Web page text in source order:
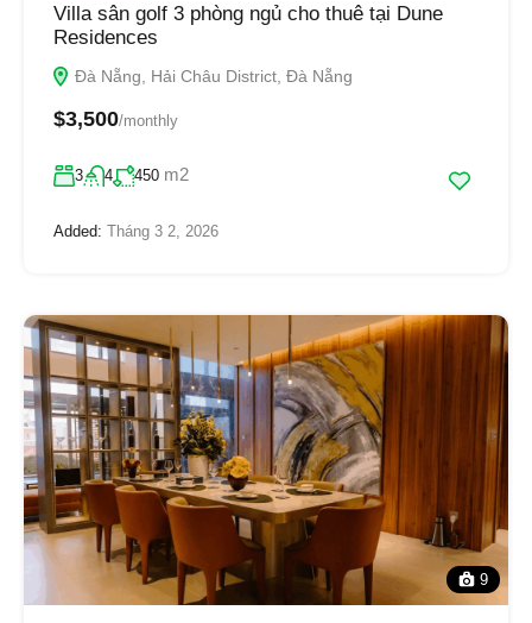
Villa sân golf 3 phòng ngủ cho thuê tại Dune
Residences
Đà Nẵng, Hải Châu District, Đà Nẵng
$3,500/monthly
3 4 450 m2
Added: Tháng 3 2, 2026
9